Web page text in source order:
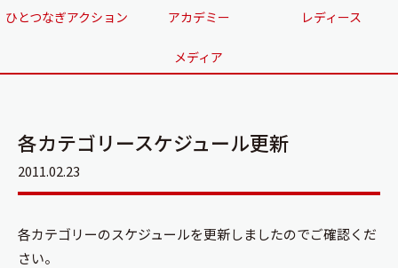
ひとつなぎアクション アカデミー レディース
メディア
各カテゴリースケジュール更新
2011.02.23
各カテゴリーのスケジュールを更新しましたのでご確認くだ
さい。